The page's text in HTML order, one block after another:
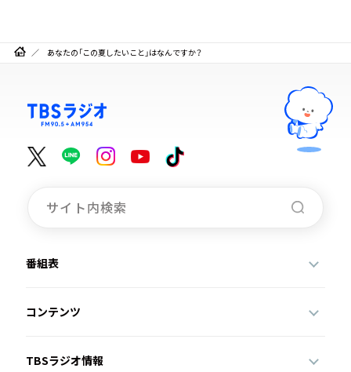
あなたの「この夏したいこと」はなんですか？
番組表
コンテンツ
TBSラジオ情報